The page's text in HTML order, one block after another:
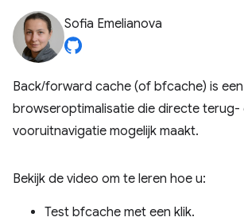
Sofia Emelianova
Back/forward cache (of bfcache) is een
browseroptimalisatie die directe terug-
vooruitnavigatie mogelijk maakt.
Bekijk de video om te leren hoe u:
Test bfcache met een klik.